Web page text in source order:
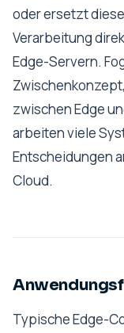
oder ersetzt
Verarbeitung
Edge-Servern.
zwischen Edge
arbeiten viele
Entscheidungen
Cloud.
Typische Edge-